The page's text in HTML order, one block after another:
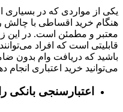
یکی از مواردی که در بسیاری
هنگام خرید اقساطی با چالش
معتبر و مطمئن است. در این
قابلیتی است که افراد
باشید که دریافت وام بدون
می‌توانید خرید اعتباری انجام
اعتبارسنجی بانکی